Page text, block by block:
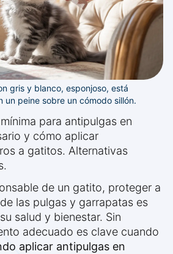
gris y blanco, esponjoso, está
un peine sobre un cómodo sillón.
para antipulgas en
y cómo aplicar
a gatitos. Alternativas
de un gatito, proteger a
las pulgas y garrapatas es
salud y bienestar. Sin
adecuado es clave cuando
aplicar antipulgas en